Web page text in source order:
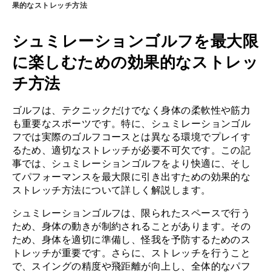
果的なストレッチ方法
シュミレーションゴルフを最大限
に楽しむための効果的なストレッ
チ方法
ゴルフは、テクニックだけでなく身体の柔軟性や筋力
も重要なスポーツです。特に、シュミレーションゴル
フでは実際のゴルフコースとは異なる環境でプレイす
るため、適切なストレッチが必要不可欠です。この記
事では、シュミレーションゴルフをより快適に、そし
てパフォーマンスを最大限に引き出すための効果的な
ストレッチ方法について詳しく解説します。
シュミレーションゴルフは、限られたスペースで行う
ため、身体の動きが制約されることがあります。その
ため、身体を適切に準備し、怪我を予防するためのス
トレッチが重要です。さらに、ストレッチを行うこと
で、スイングの精度や飛距離が向上し、全体的なパフ